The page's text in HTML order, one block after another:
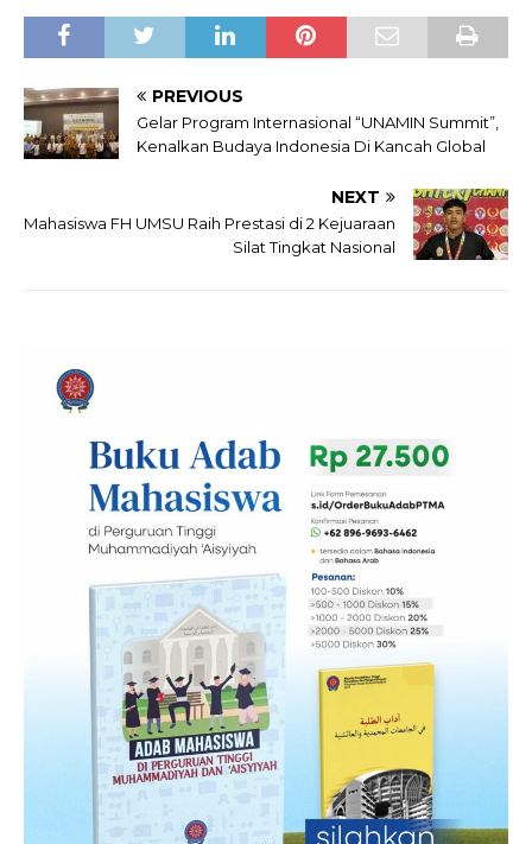
PREVIOUS
Gelar Program Internasional “UNAMIN Summit”,
Kenalkan Budaya Indonesia Di Kancah Global
NEXT
Mahasiswa FH UMSU Raih Prestasi di 2 Kejuaraan
Silat Tingkat Nasional